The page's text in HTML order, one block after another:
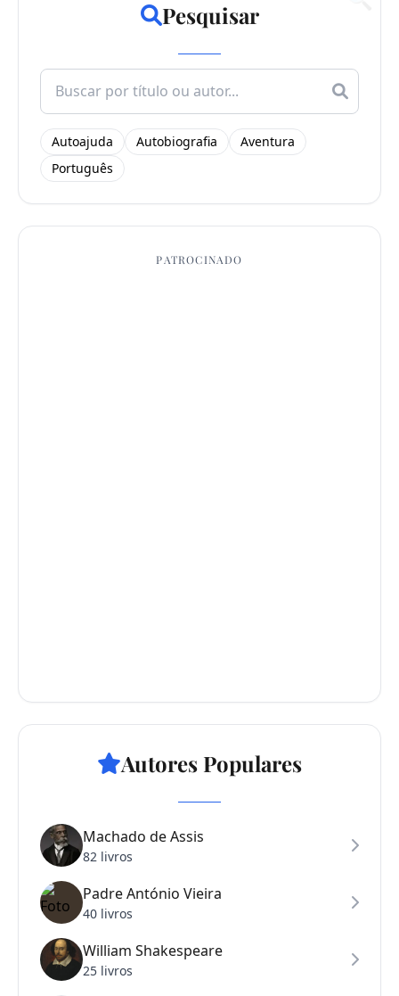
Pesquisar
Search
for:
Autoajuda Autobiografia
Aventura
Português
PATROCINADO
Autores Populares
Machado de Assis
82 livros
Padre António Vieira
40 livros
William Shakespeare
25 livros